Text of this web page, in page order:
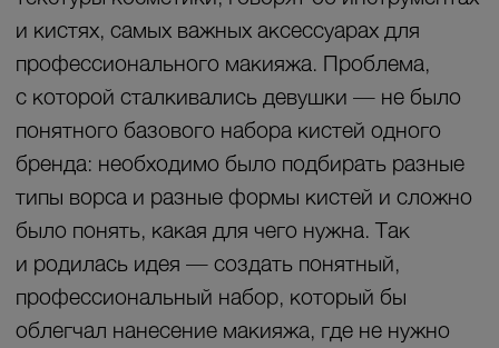
профессиональный набор, который бы
облегчал нанесение макияжа, где не нужно
запоминать, какая кисть для чего.